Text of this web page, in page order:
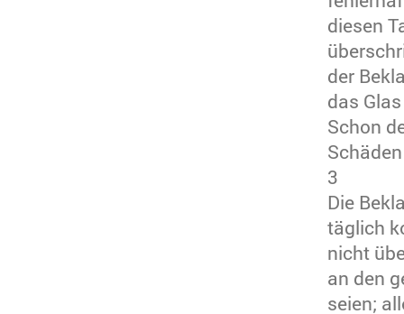
diesen
der
das
Schon
3
Die
täglich
nicht
an den
seien;